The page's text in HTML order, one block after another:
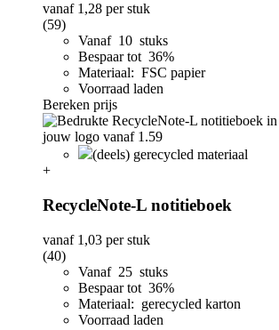
vanaf 1,28 per stuk
(59)
Vanaf 10 stuks
Bespaar tot 36%
Materiaal: FSC papier
Voorraad laden
Bereken prijs
(deels) gerecycled materiaal
+
RecycleNote-L notitieboek
vanaf 1,03 per stuk
(40)
Vanaf 25 stuks
Bespaar tot 36%
Materiaal: gerecycled karton
Voorraad laden